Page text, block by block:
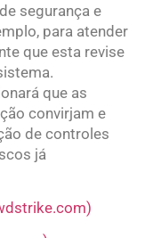
segurança e
para atender
que esta revise
que as
convirjam e
de controles
já